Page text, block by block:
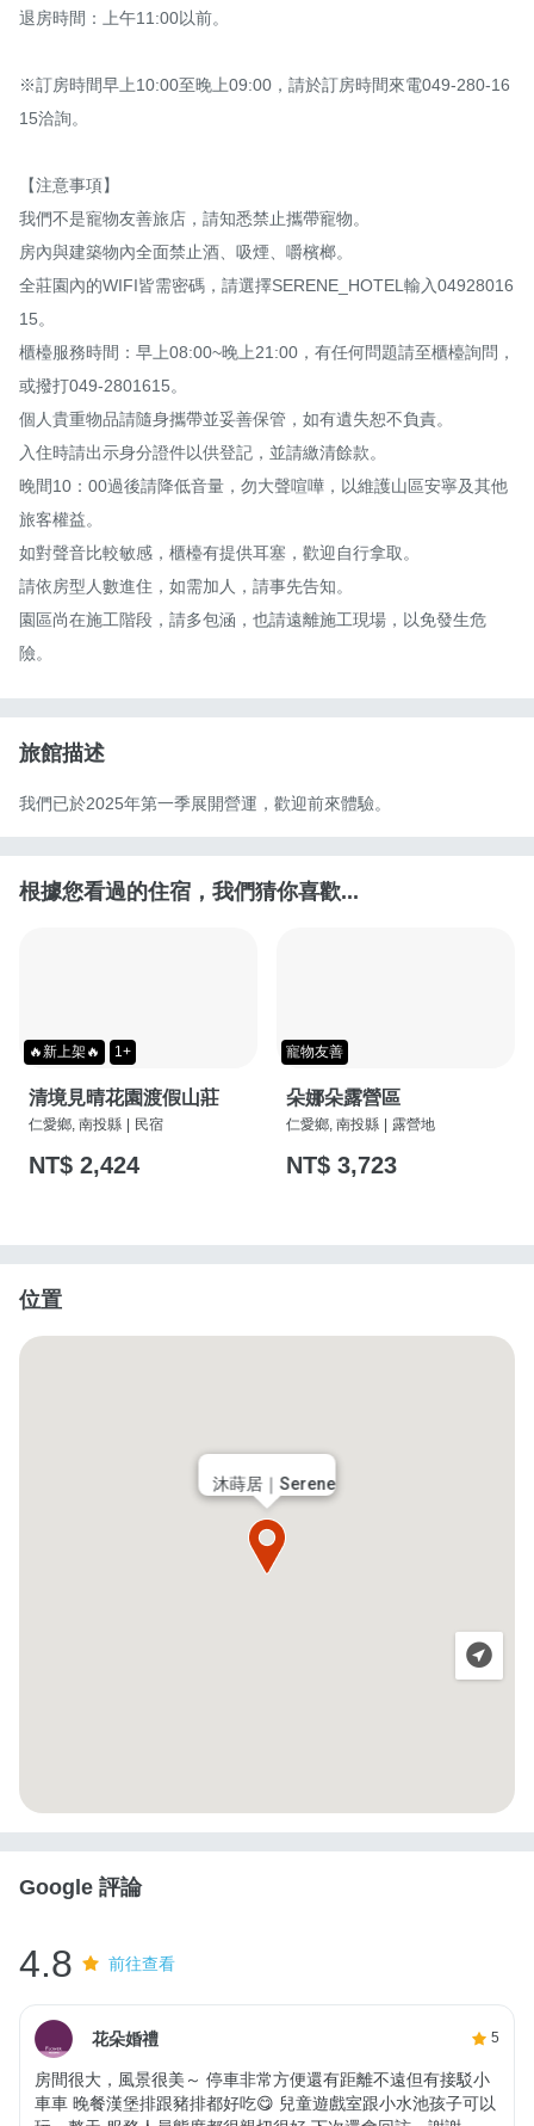
退房時間：上午11:00以前。
※訂房時間早上10:00至晚上09:00，請於訂房時間來電049-280-16
15洽詢。
【注意事項】
我們不是寵物友善旅店，請知悉禁止攜帶寵物。
房內與建築物內全面禁止酒、吸煙、嚼檳榔。
全莊園內的WIFI皆需密碼，請選擇SERENE_HOTEL輸入04928016
15。
櫃檯服務時間：早上08:00~晚上21:00，有任何問題請至櫃檯詢問，
或撥打049-2801615。
個人貴重物品請隨身攜帶並妥善保管，如有遺失恕不負責。
入住時請出示身分證件以供登記，並請繳清餘款。
晚間10：00過後請降低音量，勿大聲喧嘩，以維護山區安寧及其他
旅客權益。
如對聲音比較敏感，櫃檯有提供耳塞，歡迎自行拿取。
請依房型人數進住，如需加人，請事先告知。
園區尚在施工階段，請多包涵，也請遠離施工現場，以免發生危
險。
旅館描述
我們已於2025年第一季展開營運，歡迎前來體驗。
根據您看過的住宿，我們猜你喜歡...
🔥新上架🔥 1+
清境見晴花園渡假山莊
仁愛鄉, 南投縣 民宿
NT$ 2,424
寵物友善
朵娜朵露營區
仁愛鄉, 南投縣 露營地
NT$ 3,723
位置
沐蒔居｜Serene
Google 評論
4.8 前往查看
花朵婚禮 5
房間很大，風景很美～ 停車非常方便還有距離不遠但有接駁小
車車 晚餐漢堡排跟豬排都好吃😋 兒童遊戲室跟小水池孩子可以